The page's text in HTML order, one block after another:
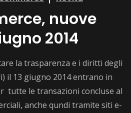
nuove
2014
la trasparenza e i diritti degli
il 13 giugno 2014 entrano in
tutte le transazioni concluse al
anche qundi tramite siti e-